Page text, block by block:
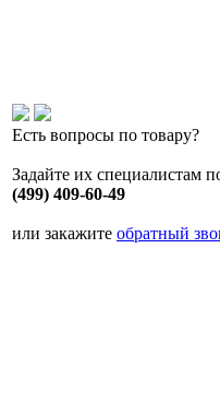
Есть вопросы по товару?
Задайте их специалистам
(499) 409-60-49
или закажите обратный